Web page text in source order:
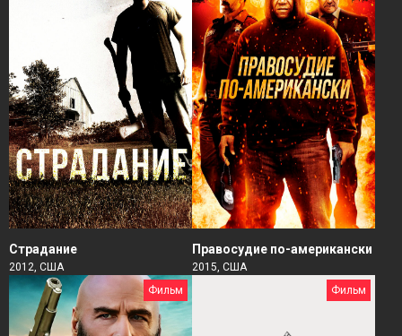
Страдание
2012, США
Правосудие по-американски
2015, США
Фильм
Фильм